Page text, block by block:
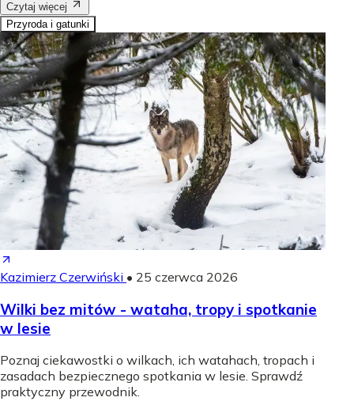
Czytaj więcej
Przyroda i gatunki
Kazimierz Czerwiński • 25 czerwca 2026
Wilki bez mitów - wataha, tropy i spotkanie
w lesie
Poznaj ciekawostki o wilkach, ich watahach, tropach i
zasadach bezpiecznego spotkania w lesie. Sprawdź
praktyczny przewodnik.